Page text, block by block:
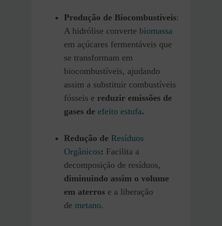
Produção de Biocombustíveis:
A hidrólise converte biomassa
em açúcares fermentáveis que
se transformam em
biocombustíveis, ajudando
assim a substituir combustíveis
fósseis e reduzir emissões de
gases de efeito estufa.
Redução de Resíduos
Orgânicos: Facilita a
decomposição de resíduos,
diminuindo assim o volume
em aterros e a liberação
de metano.